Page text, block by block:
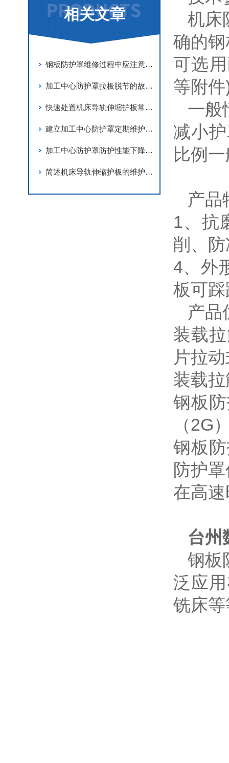
相关文章
钢板防护罩维修过程中应注意事项分享
加工中心防护罩拉板脱节的故障解决措施
快速处置机床导轨伸缩护板常见故障是保障机床稳定运行的关键
建立加工中心防护罩定期维护机制是保障内部洁净的核心举措
加工中心防护罩防护性能下降问题的深度排查
简述机床导轨伸缩护板的维护保养要点
机床
确的
可选
等附件
一般
减小
比例
产品
1、抗
削、
4、
板可
产品
装载
片拉
装载
钢板
（2G
钢板
防护
在高
台州
钢板
泛应
铣床